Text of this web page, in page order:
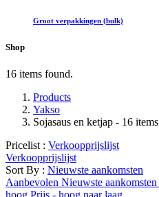
Groot verpakkingen (bulk)
Shop
16 items found.
Products
Yakso
Sojasaus en ketjap - 16 items
Pricelist : Verkoopprijslijst
Verkoopprijslijst
Sort By : Nieuwste aankomsten
Aanbevolen Nieuwste aankomsten